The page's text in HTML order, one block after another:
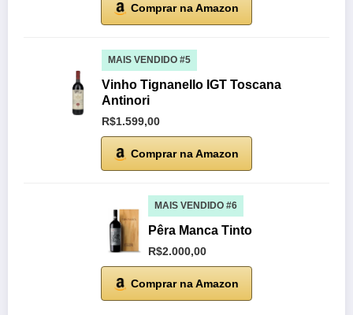
Comprar na Amazon
MAIS VENDIDO #5
Vinho Tignanello IGT Toscana
Antinori
R$1.599,00
Comprar na Amazon
MAIS VENDIDO #6
Pêra Manca Tinto
R$2.000,00
Comprar na Amazon